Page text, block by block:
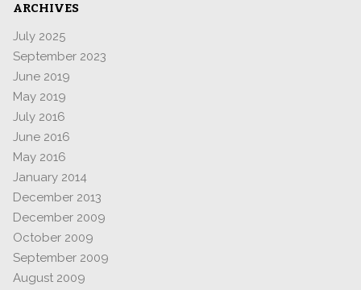
ARCHIVES
July 2025
September 2023
June 2019
May 2019
July 2016
June 2016
May 2016
January 2014
December 2013
December 2009
October 2009
September 2009
August 2009